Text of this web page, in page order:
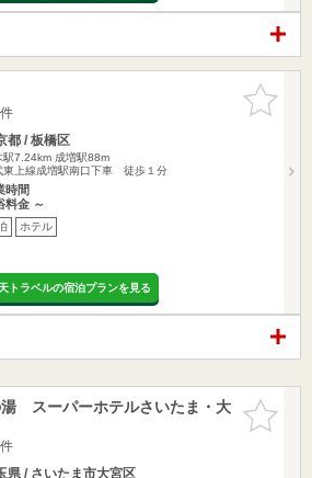
お気に入
りに追加
都 / 板橋区
駅7.24km 成増駅88m
東上線成増駅南口下車 徒歩１分
時間
料金 ～
ホテル
トラベルの宿泊プランを見る
お気に入
りに追加
スーパーホテルさいたま・大
県 / さいたま市大宮区